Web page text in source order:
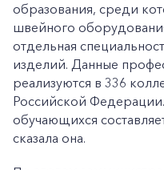
образования, среди
швейного
отдельная
изделий. Данные
реализуются в 336
Российской
обучающихся
сказала она.